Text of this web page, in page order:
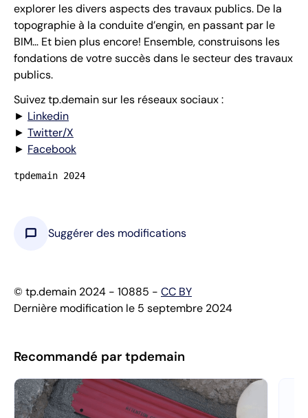
explorer les divers aspects des travaux publics. De la
topographie à la conduite d’engin, en passant par le
BIM… Et bien plus encore! Ensemble, construisons les
fondations de votre succès dans le secteur des travaux
publics.
Suivez tp.demain sur les réseaux sociaux :
► Linkedin
► Twitter/X
► Facebook
tpdemain 2024
chat_bubble Suggérer des modifications
© tp.demain 2024 - 10885 - CC BY
Dernière modification le 5 septembre 2024
Recommandé par tpdemain